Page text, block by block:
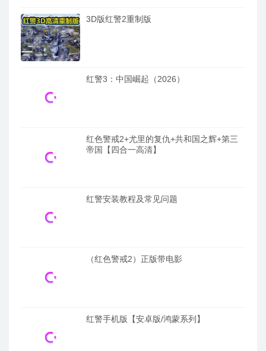
3D版红警2重制版
红警3：中国崛起（2026）
红色警戒2+尤里的复仇+共和国之辉+第三
帝国【四合一高清】
红警安装教程及常见问题
（红色警戒2）正版带电影
红警手机版【安卓版/鸿蒙系列】